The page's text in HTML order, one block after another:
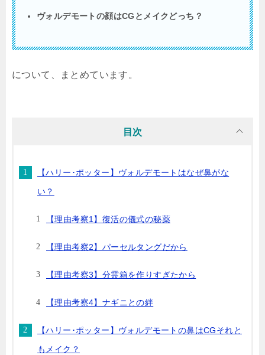
ヴォルデモートの顔はCG とメイクどっち？
について、まとめています。
目次
【ハリー･ポッター】ヴォルデモートはなぜ鼻がな
い？
【理由考察1】復活の儀式の秘薬
【理由考察2】パーセルタングだから
【理由考察3】分霊箱を作りすぎたから
【理由考察4】ナギニとの絆
【ハリー･ポッター】ヴォルデモートの鼻はCGそれと
もメイク？